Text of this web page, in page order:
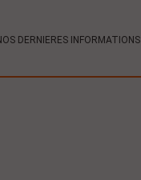
DERNIERES INFORMATIONS